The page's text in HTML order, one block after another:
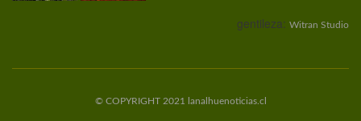
gentileza: Witran Studio
© COPYRIGHT 2021 lanalhuenoticias.cl